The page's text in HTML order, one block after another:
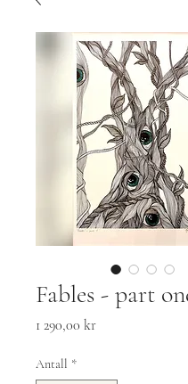
Fables - part
1 290,00 krPris
Antall *